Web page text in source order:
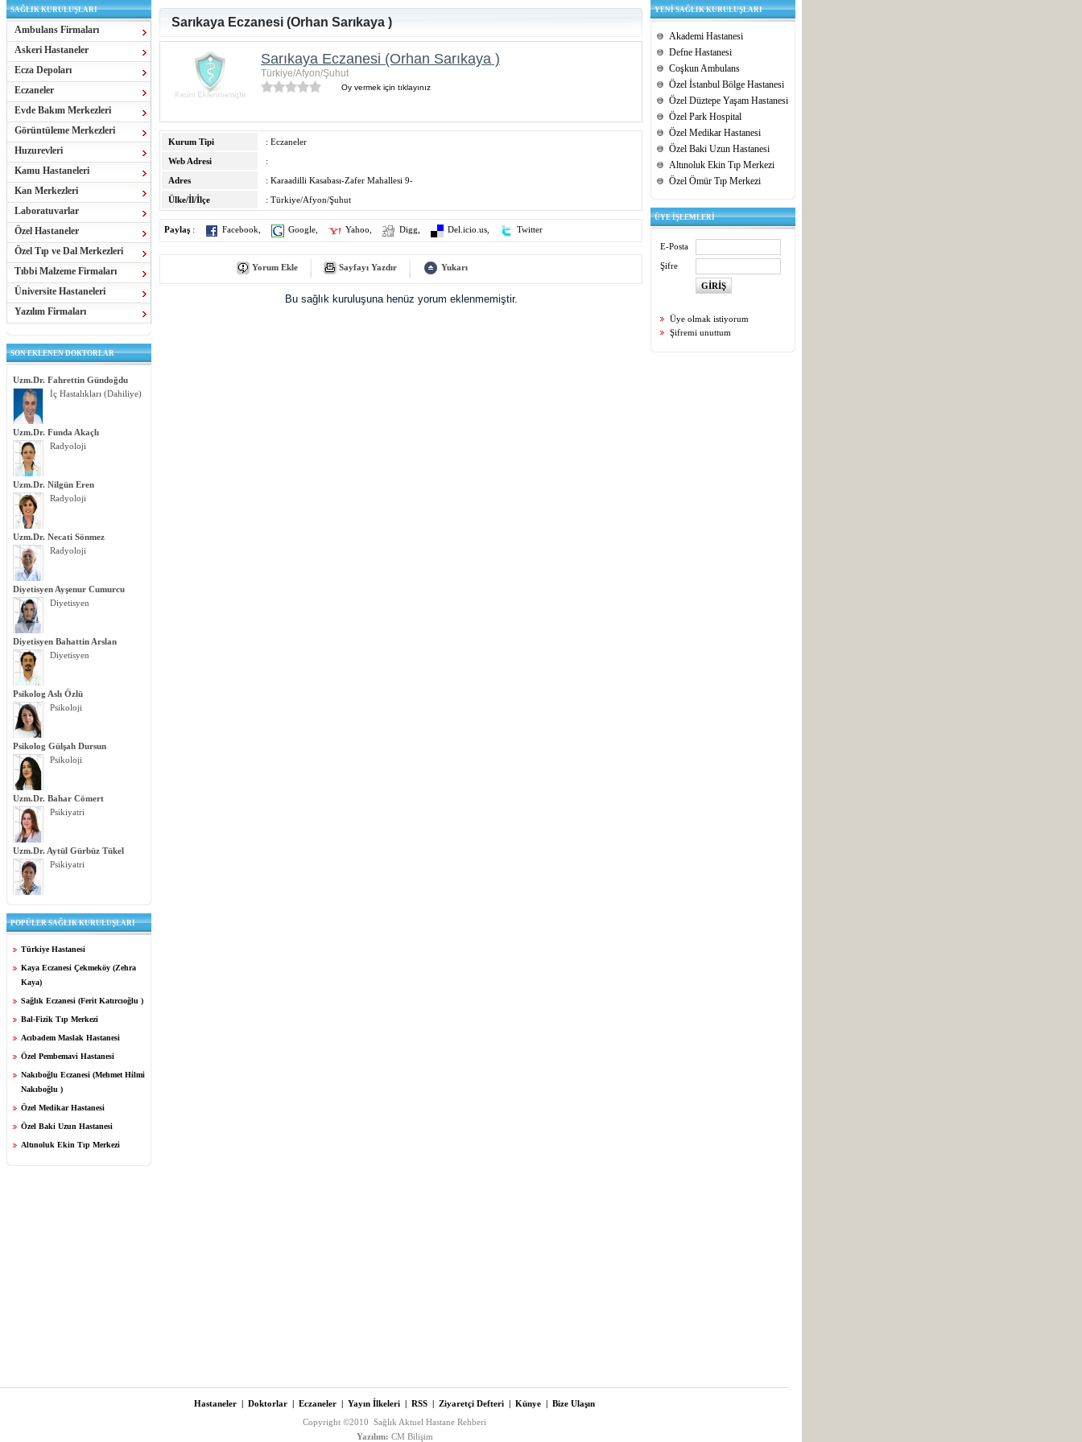
SAĞLIK KURULUŞLARI
Ambulans Firmaları
Askeri Hastaneler
Ecza Depoları
Eczaneler
Evde Bakım Merkezleri
Görüntüleme Merkezleri
Huzurevleri
Kamu Hastaneleri
Kan Merkezleri
Laboratuvarlar
Özel Hastaneler
Özel Tıp ve Dal Merkezleri
Tıbbi Malzeme Firmaları
Üniversite Hastaneleri
Yazılım Firmaları
SON EKLENEN DOKTORLAR
Uzm.Dr. Fahrettin Gündoğdu
İç Hastalıkları (Dahiliye)
Uzm.Dr. Funda Akaçlı
Radyoloji
Uzm.Dr. Nilgün Eren
Radyoloji
Uzm.Dr. Necati Sönmez
Radyoloji
Diyetisyen Ayşenur Cumurcu
Diyetisyen
Diyetisyen Bahattin Arslan
Diyetisyen
Psikolog Aslı Özlü
Psikoloji
Psikolog Gülşah Dursun
Psikoloji
Uzm.Dr. Bahar Cömert
Psikiyatri
Uzm.Dr. Aytül Gürbüz Tükel
Psikiyatri
POPÜLER SAĞLIK KURULUŞLARI
Türkiye Hastanesi
Kaya Eczanesi Çekmeköy (Zehra
Kaya)
Sağlık Eczanesi (Ferit Katırcıoğlu )
Bal-Fizik Tıp Merkezi
Acıbadem Maslak Hastanesi
Özel Pembemavi Hastanesi
Nakıboğlu Eczanesi (Mehmet Hilmi
Nakıboğlu )
Özel Medikar Hastanesi
Özel Baki Uzun Hastanesi
Altınoluk Ekin Tıp Merkezi
Sarıkaya Eczanesi (Orhan Sarıkaya )
Sarıkaya Eczanesi (Orhan Sarıkaya )
Türkiye/Afyon/Şuhut
Oy vermek için tıklayınız
Kurum Tipi
: Eczaneler
Web Adresi
:
Adres
: Karaadilli Kasabası-Zafer Mahallesi 9-
Ülke/İl/İlçe
: Türkiye/Afyon/Şuhut
Paylaş : Facebook Google Yahoo Digg Del.icio.us Twitter
Yorum Ekle Sayfayı Yazdır Yukarı
Bu sağlık kuruluşuna henüz yorum eklenmemiştir.
YENİ SAĞLIK KURULUŞLARI
Akademi Hastanesi
Defne Hastanesi
Coşkun Ambulans
Özel İstanbul Bölge Hastanesi
Özel Düztepe Yaşam Hastanesi
Özel Park Hospital
Özel Medikar Hastanesi
Özel Baki Uzun Hastanesi
Altınoluk Ekin Tıp Merkezi
Özel Ömür Tıp Merkezi
ÜYE İŞLEMLERİ
E-Posta
Şifre
Üye olmak istiyorum
Şifremi unuttum
Hastaneler | Doktorlar | Eczaneler | Yayın İlkeleri | RSS | Ziyaretçi Defteri | Künye | Bize Ulaşın
Copyright ©2010 Sağlık Aktuel Hastane Rehberi
Yazılım: CM Bilişim